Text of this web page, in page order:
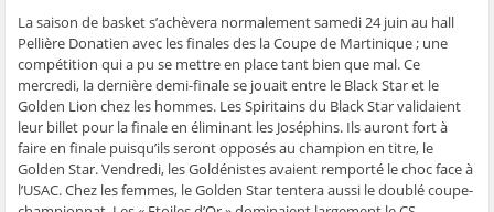
u
n
e
n
o
u
v
e
l
l
e
f
e
n
n
e
n
o
u
v
e
l
l
e
e
n
ê
u
n
e
n
o
u
v
e
l
l
f
e
n
e
n
o
u
v
e
l
l
e
f
e
ê
t
r
d
a
n
s
u
n
e
n
o
u
v
l
l
e
La saison de basket s’achèvera normalement samedi 24 juin au hall
Pellière Donatien avec les finales des la Coupe de Martinique ; une
compétition qui a pu se mettre en place tant bien que mal. Ce
mercredi, la dernière demi-finale se jouait entre le Black Star et le
Golden Lion chez les hommes. Les Spiritains du Black Star validaient
leur billet pour la finale en éliminant les Joséphins. Ils auront fort à
faire en finale puisqu’ils seront opposés au champion en titre, le
Golden Star. Vendredi, les Goldénistes avaient remporté le choc face à
l’USAC. Chez les femmes, le Golden Star tentera aussi le doublé coupe-